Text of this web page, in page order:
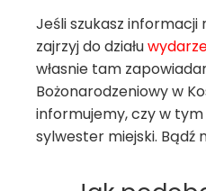
Jeśli szukasz
zajrzyj do działu
własnie tam
Bożonarodzeniowy w
informujemy, czy w
sylwester miejski. Bądź